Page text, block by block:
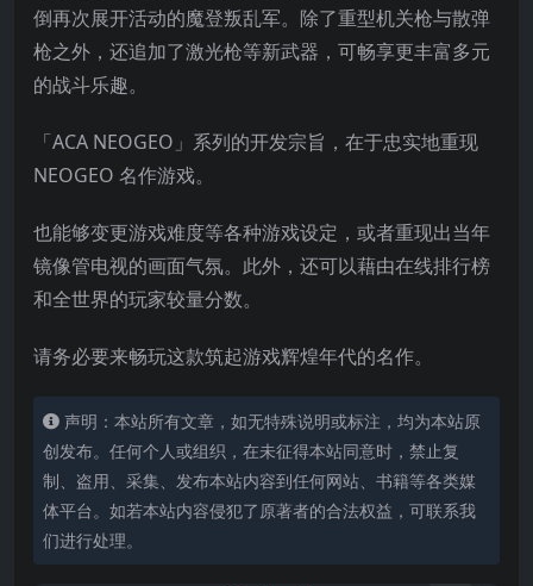
倒再次展开活动的魔登叛乱军。除了重型机关枪与散弹
枪之外，还追加了激光枪等新武器，可畅享更丰富多元
的战斗乐趣。
「ACA NEOGEO」系列的开发宗旨，在于忠实地重现
NEOGEO 名作游戏。
也能够变更游戏难度等各种游戏设定，或者重现出当年
镜像管电视的画面气氛。此外，还可以藉由在线排行榜
和全世界的玩家较量分数。
请务必要来畅玩这款筑起游戏辉煌年代的名作。
声明：本站所有文章，如无特殊说明或标注，均为本站原
创发布。任何个人或组织，在未征得本站同意时，禁止复
制、盗用、采集、发布本站内容到任何网站、书籍等各类媒
体平台。如若本站内容侵犯了原著者的合法权益，可联系我
们进行处理。